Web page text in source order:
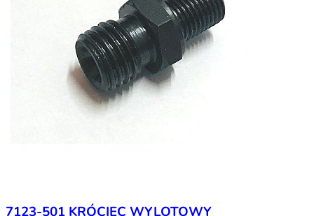
7123-501 KRÓCIEC WYLOTOWY